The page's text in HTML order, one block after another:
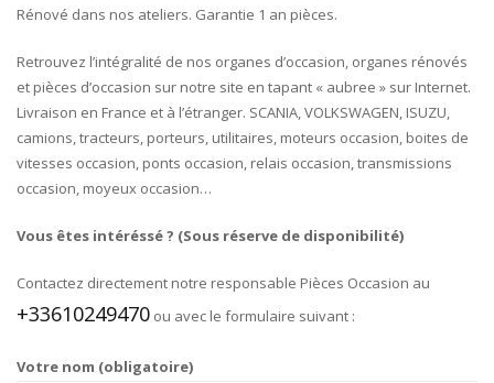
Rénové dans nos ateliers. Garantie 1 an pièces.
Retrouvez l’intégralité de nos organes d’occasion, organes rénovés
et pièces d’occasion sur notre site en tapant « aubree » sur Internet.
Livraison en France et à l’étranger. SCANIA, VOLKSWAGEN, ISUZU,
camions, tracteurs, porteurs, utilitaires, moteurs occasion, boites de
vitesses occasion, ponts occasion, relais occasion, transmissions
occasion, moyeux occasion…
Vous êtes intéréssé ? (Sous réserve de disponibilité)
Contactez directement notre responsable Pièces Occasion au
+33610249470 ou avec le formulaire suivant :
Votre nom (obligatoire)